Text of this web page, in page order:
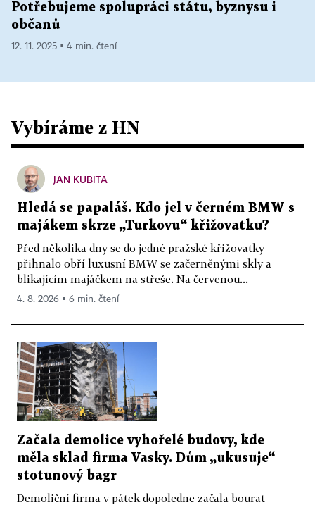
Potřebujeme spolupráci státu, byznysu i
občanů
12. 11. 2025 ▪ 4 min. čtení
Vybíráme z HN
JAN KUBITA
Hledá se papaláš. Kdo jel v černém BMW s
majákem skrze „Turkovu“ křižovatku?
Před několika dny se do jedné pražské křižovatky
přihnalo obří luxusní BMW se začerněnými skly a
blikajícím majáčkem na střeše. Na červenou...
4. 8. 2026 ▪ 6 min. čtení
Začala demolice vyhořelé budovy, kde
měla sklad firma Vasky. Dům „ukusuje“
stotunový bagr
Demoliční firma v pátek dopoledne začala bourat